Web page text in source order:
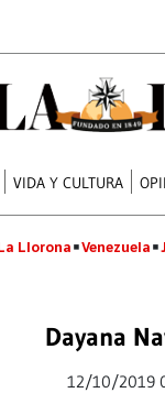
VIDA Y CULTURA
Llorona Venezuela
Dayana
12/10/2019